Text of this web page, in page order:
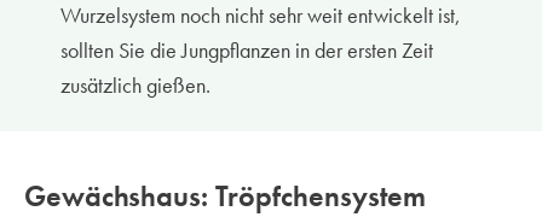
Wurzelsystem noch nicht sehr weit entwickelt ist,
sollten Sie die Jungpflanzen in der ersten Zeit
zusätzlich gießen.
Gewächshaus: Tröpfchensystem